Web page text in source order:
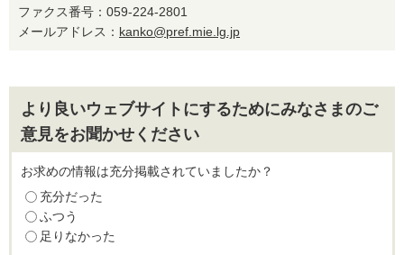
ファクス番号：059-224-2801
メールアドレス： kanko@pref.mie.lg.jp
より良いウェブサイトにするためにみなさまのご
意見をお聞かせください
お求めの情報は充分掲載されていましたか？
充分だった
ふつう
足りなかった